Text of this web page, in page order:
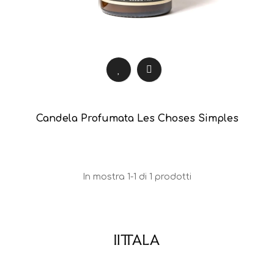
Candela Profumata Les Choses Simples
In mostra 1-1 di 1 prodotti